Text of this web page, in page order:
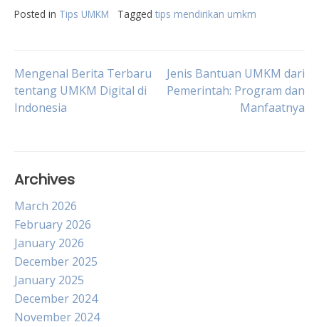
Posted in Tips UMKM Tagged tips mendirikan umkm
Post
navigation
Mengenal Berita Terbaru
tentang UMKM Digital di
Indonesia
Jenis Bantuan UMKM dari
Pemerintah: Program dan
Manfaatnya
Archives
March 2026
February 2026
January 2026
December 2025
January 2025
December 2024
November 2024